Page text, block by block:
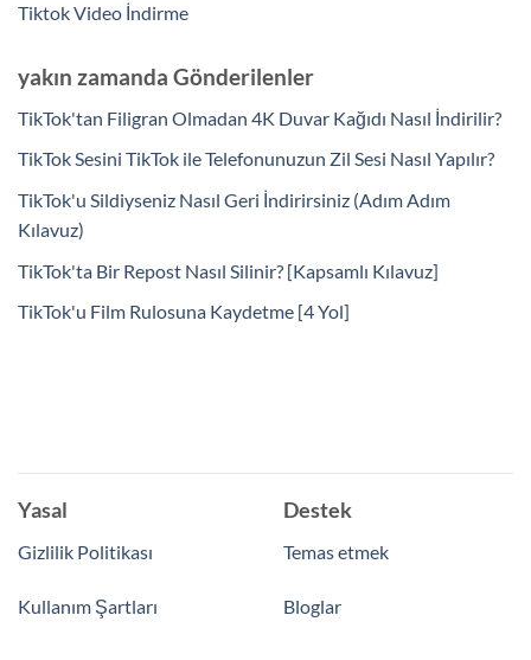
Tiktok Video İndirme
yakın zamanda Gönderilenler
TikTok'tan Filigran Olmadan 4K Duvar Kağıdı Nasıl İndirilir?
TikTok Sesini TikTok ile Telefonunuzun Zil Sesi Nasıl Yapılır?
TikTok'u Sildiyseniz Nasıl Geri İndirirsiniz (Adım Adım
Kılavuz)
TikTok'ta Bir Repost Nasıl Silinir? [Kapsamlı Kılavuz]
TikTok'u Film Rulosuna Kaydetme [4 Yol]
Yasal
Gizlilik Politikası
Kullanım Şartları
Destek
Temas etmek
Bloglar